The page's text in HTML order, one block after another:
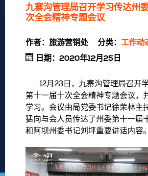
九寨沟管理局召开学习传达州
次全会精神专题会议
作者： 旅游营销处 分类： 工作动
日期：2020年12月25日
12月23日，九寨沟管理局召开
第十一届十次全会精神专题会议，
学习。会议由局党委书记徐荣林主
猛向与会人员传达了州委第十一届
和阿坝州委书记刘坪重要讲话内容。